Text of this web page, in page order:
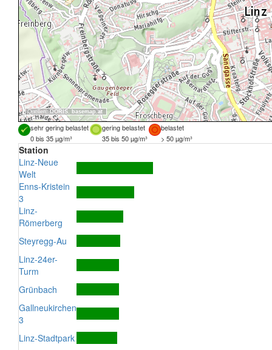
Quellen:DORIS, basemap.at
sehr gering belastet gering belastet
belastet
0 bis 35 µg/m³
35 bis 50 µg/m³ > 50 µg/m³
Station
Linz-Neue
Welt
Enns-Kristein
3
Linz-
Römerberg
Steyregg-Au
Linz-24er-
Turm
Grünbach
Gallneukirchen
3
Linz-Stadtpark